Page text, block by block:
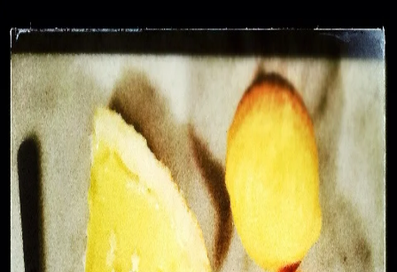
Recettes
Traiteur
Tag
#lemon curd
1recettedans cette sélection.
Voir dans la recherche
Lemon curd citron sur une base de pate
sucrée noix de coco